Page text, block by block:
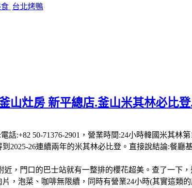
台北烤鴨
山灶房 新平總店.釜山米其林必比
電話:+82 50-71376-2901，營業時間:24小時韓國米其
2025-26連續兩年的米其林必比登。直接說結論:餐
，門口的巴士站就有一整排的櫻花超美。查了一下
，泡菜、咖啡無限續，同時有營業24小時(其實這類